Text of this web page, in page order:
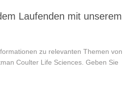
Laufenden mit unserem
zu relevanten Themen von
Coulter Life Sciences. Geben Sie